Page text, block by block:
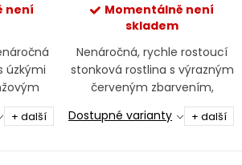
není
úzkými
středu
+ další
Momentálně není
skladem
Nenáročná, rychle rostoucí
stonková rostlina s výrazným
červeným zbarvením,
vhodná jako barevný akcent
do středu i pozadí akvária.
Dostupné varianty + další